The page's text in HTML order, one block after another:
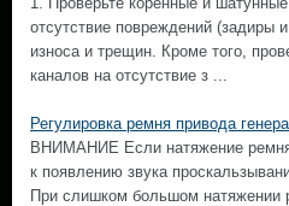
отсутствие повреждений (задиры
износа и трещин. Кроме того,
каналов на отсутствие з ...
Регулировка ремня привода
ВНИМАНИЕ Если натяжение ремня
к появлению звука
При слишком большом натяжении